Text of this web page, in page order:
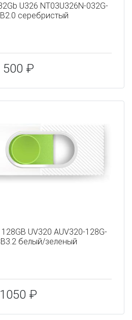
U326 NT03U326N-032G-
серебристый
500 ₽
UV320 AUV320-128G-
белый/зеленый
1050 ₽